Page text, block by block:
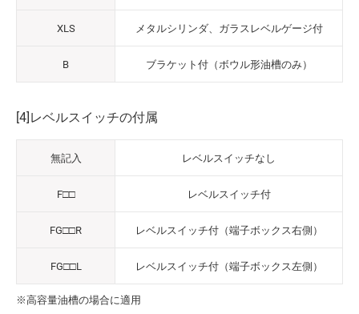
XLS メタルシリンダ、ガラスレベルゲージ付
B ブラケット付（ボウル形油槽のみ）
[4]レベルスイッチの付属
無記入 レベルスイッチなし
F□□ レベルスイッチ付
FG□□R レベルスイッチ付（端子ボックス右側）
FG□□L レベルスイッチ付（端子ボックス左側）
※高容量油槽の場合に適用